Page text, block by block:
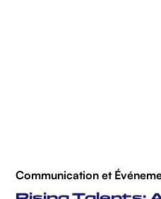
Communication et